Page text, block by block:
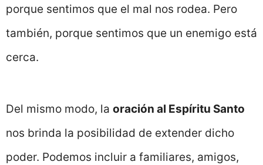
porque sentimos que el mal nos rodea. Pero
también, porque sentimos que un enemigo está
cerca.
Del mismo modo, la oración al Espíritu Santo
nos brinda la posibilidad de extender dicho
poder. Podemos incluir a familiares, amigos,